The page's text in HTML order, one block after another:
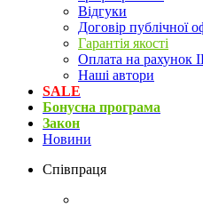
Відгуки
Договір публічної
Гарантія якості
Оплата на рахунок
Наші автори
SALE
Бонусна програма
Закон
Новини
Співпраця